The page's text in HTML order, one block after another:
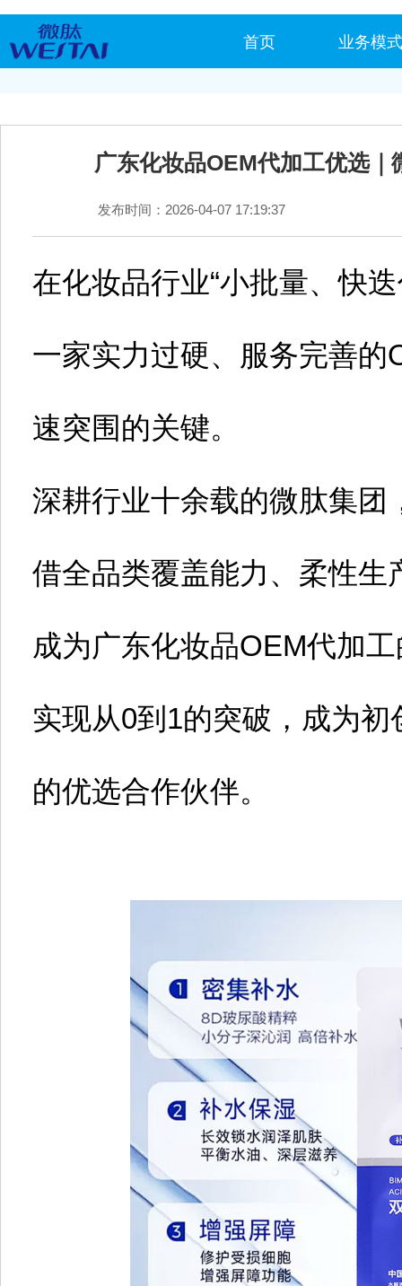
首页 业务模式
广东化妆品OEM代加工优选
发布时间：2026-04-07 17:19:37
在化妆品行业“小批量、快
一家实力过硬、服务完善
速突围的关键。
深耕行业十余载的微肽集
借全品类覆盖能力、柔性
成为广东化妆品OEM代加
实现从0到1的突破，成为
的优选合作伙伴。